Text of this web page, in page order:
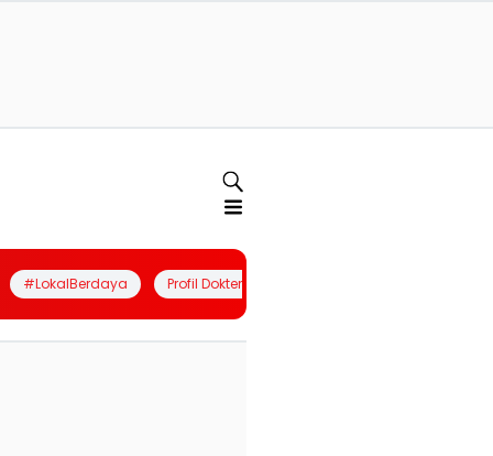
#LokalBerdaya Profil Dokter